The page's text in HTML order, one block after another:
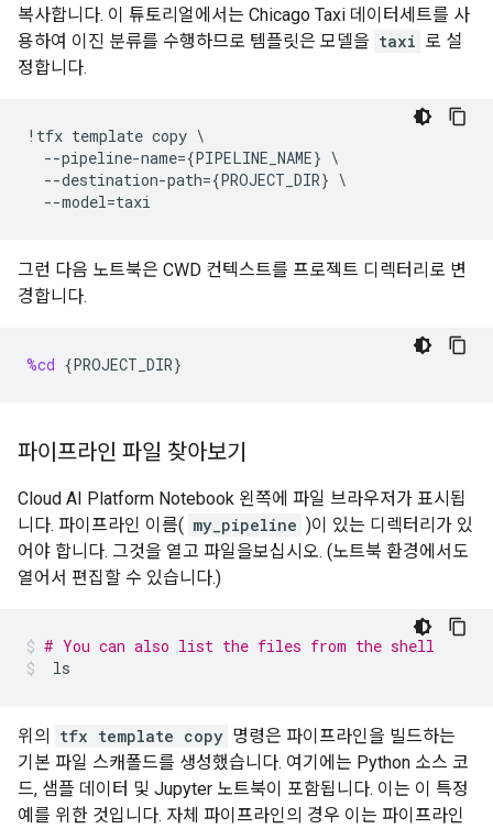
복사합니다. 이 튜토리얼에서는 Chicago Taxi 데이터세트를 사
용하여 이진 분류를 수행하므로 템플릿은 모델을 taxi 로 설
정합니다.
! tfx template copy \
--pipeline-name={PIPELINE_NAME} \
--destination-path={PROJECT_DIR} \
--model=taxi
그런 다음 노트북은 CWD 컨텍스트를 프로젝트 디렉터리로 변
경합니다.
%cd {PROJECT_DIR}
파이프라인 파일 찾아보기
Cloud AI Platform Notebook 왼쪽에 파일 브라우저가 표시됩
니다. 파이프라인 이름( my_pipeline )이 있는 디렉터리가 있
어야 합니다. 그것을 열고 파일을보십시오. (노트북 환경에서도
열어서 편집할 수 있습니다.)
# You can also list the files from the shell
ls
위의 tfx template copy 명령은 파이프라인을 빌드하는
기본 파일 스캐폴드를 생성했습니다. 여기에는 Python 소스 코
드, 샘플 데이터 및 Jupyter 노트북이 포함됩니다. 이는 이 특정
예를 위한 것입니다. 자체 파이프라인의 경우 이는 파이프라인